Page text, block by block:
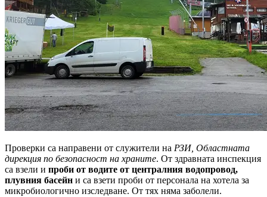
Проверки са направени от служители на РЗИ, Областната
дирекция по безопасност на храните. От здравната инспекция
са взели и проби от водите от централния водопровод,
плувния басейн и са взети проби от персонала на хотела за
микробиологично изследване. От тях няма заболели.